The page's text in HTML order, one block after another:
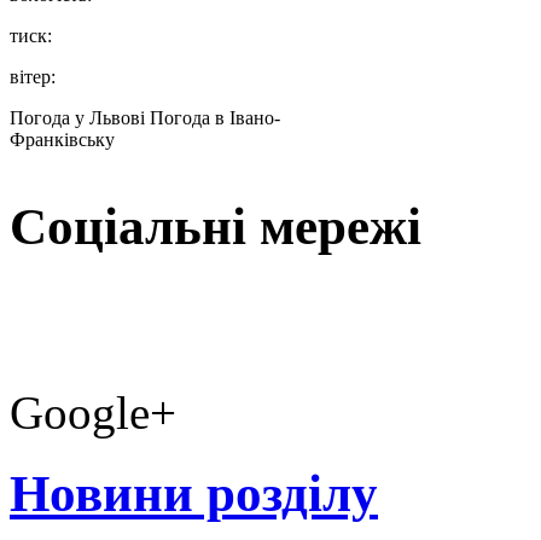
тиск:
вітер:
Погода у Львові Погода в Івано-
Франківську
Соціальні мережі
Google+
Новини розділу